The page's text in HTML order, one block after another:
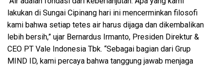
lakukan di Sungai Cipinang hari ini mencerminkan filosofi
kami bahwa setiap tetes air harus dijaga dan dikembalikan
lebih bersih,” ujar Bernardus Irmanto, Presiden Direktur &
CEO PT Vale Indonesia Tbk. “Sebagai bagian dari Grup
MIND ID, kami percaya bahwa tanggung jawab menjaga